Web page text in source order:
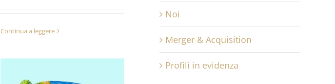
Continua a leggere
Noi
Merger & Acquisition
Profili in evidenza